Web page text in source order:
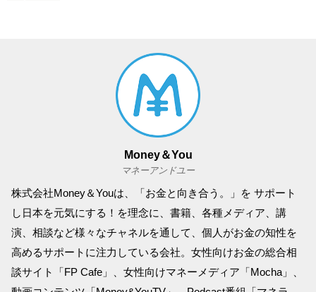
Money＆You
マネーアンドユー
株式会社Money＆Youは、「お金と向き合う。」を サポート
し日本を元気にする！を理念に、書籍、各種メディア、講
演、相談など様々なチャネルを通して、個人がお金の知性を
高めるサポートに注力している会社。女性向けお金の総合相
談サイト「FP Cafe」、女性向けマネーメディア「Mocha」、